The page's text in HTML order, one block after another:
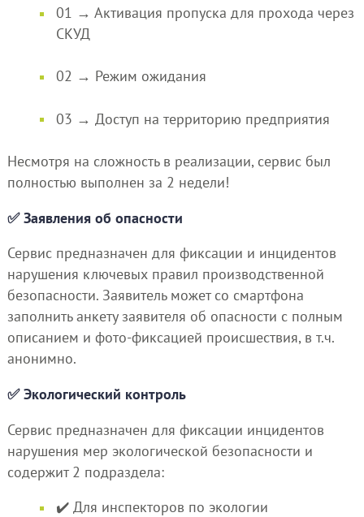
01 → Активация пропуска для прохода через
СКУД
02 → Режим ожидания
03 → Доступ на территорию предприятия
Несмотря на сложность в реализации, сервис был
полностью выполнен за 2 недели!
✅ Заявления об опасности
Сервис предназначен для фиксации и инцидентов
нарушения ключевых правил производственной
безопасности. Заявитель может со смартфона
заполнить анкету заявителя об опасности с полным
описанием и фото-фиксацией происшествия, в т.ч.
анонимно.
✅ Экологический контроль
Сервис предназначен для фиксации инцидентов
нарушения мер экологической безопасности и
содержит 2 подраздела:
✔️ Для инспекторов по экологии